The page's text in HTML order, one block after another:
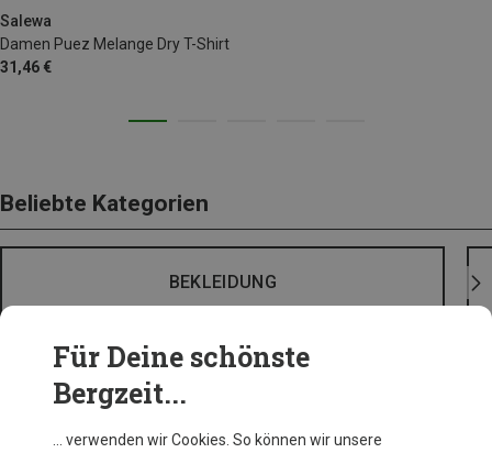
Salewa
Damen Puez Melange Dry T-Shirt
31,46 €
Beliebte Kategorien
BEKLEIDUNG
Für Deine schönste
Bergzeit...
… verwenden wir Cookies. So können wir unsere